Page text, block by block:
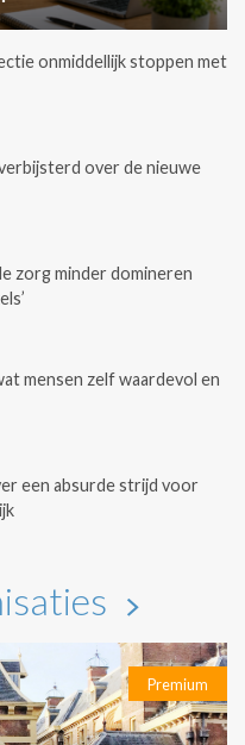
onmiddellijk stoppen met
over de nieuwe
zorg minder domineren
mensen zelf waardevol en
een absurde strijd voor
Premium